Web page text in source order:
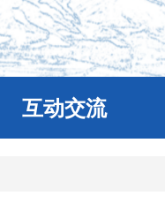
互动交流